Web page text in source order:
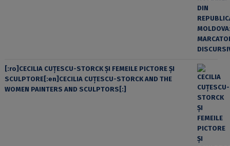
[:ro]CECILIA CUŢESCU-STORCK ŞI FEMEILE PICTORE ŞI
SCULPTORE[:en]CECILIA CUŢESCU-STORCK AND THE
WOMEN PAINTERS AND SCULPTORS[:]